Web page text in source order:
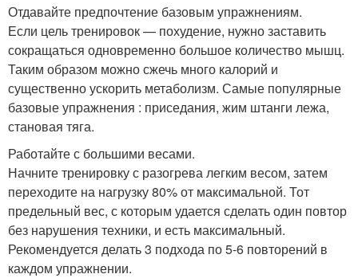
Отдавайте предпочтение базовым упражнениям.
Если цель тренировок — похудение, нужно заставить
сокращаться одновременно большое количество мышц.
Таким образом можно сжечь много калорий и
существенно ускорить метаболизм. Самые популярные
базовые упражнения : приседания, жим штанги лежа,
становая тяга.
Работайте с большими весами.
Начните тренировку с разогрева легким весом, затем
переходите на нагрузку 80% от максимальной. Тот
предельный вес, с которым удается сделать один повтор
без нарушения техники, и есть максимальный.
Рекомендуется делать 3 подхода по 5-6 повторений в
каждом упражнении.